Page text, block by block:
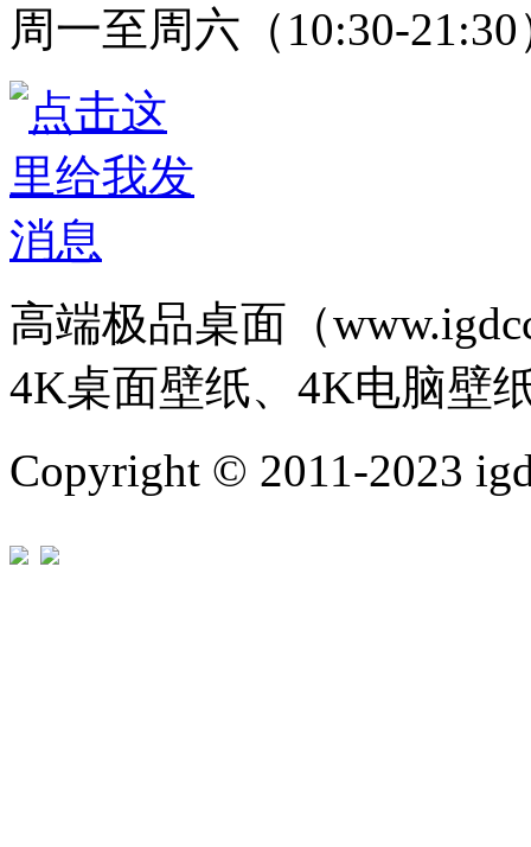
周一至周六（10:30-21:30
高端极品桌面（
4K桌面壁纸、4K电脑壁
Copyright © 2011-2023